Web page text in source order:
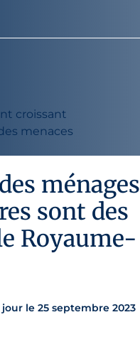
croissant
menaces
ménages
sont des
Royaume-
le 25 septembre 2023